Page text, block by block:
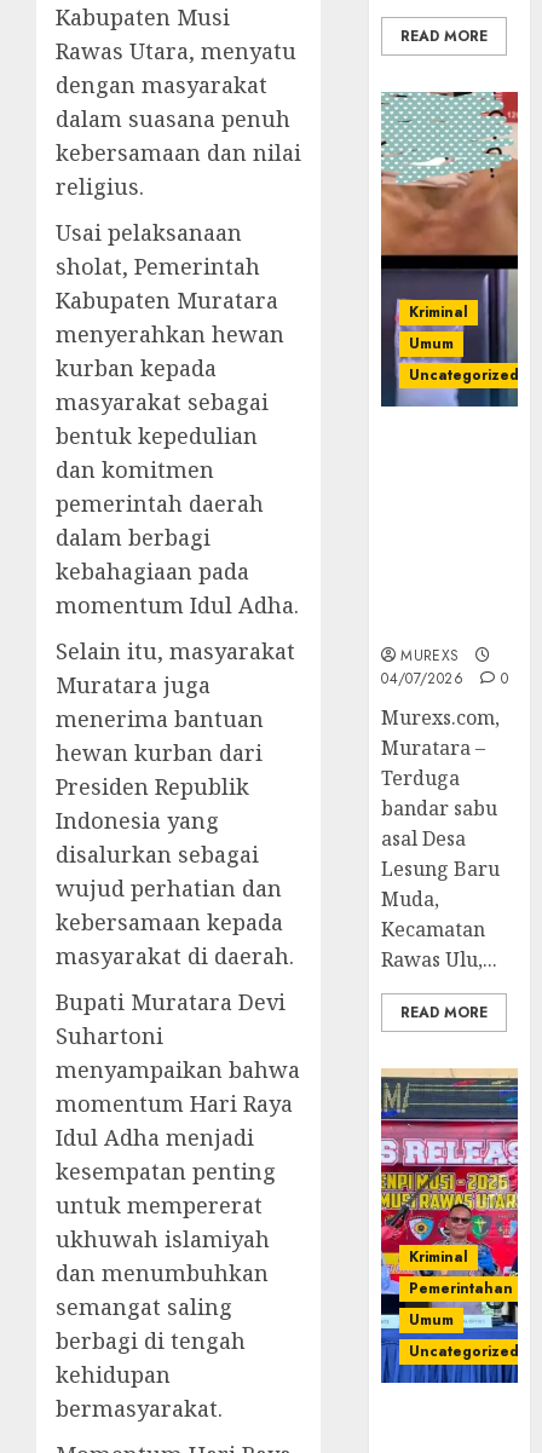
Kabupaten Musi
Rawas Utara, menyatu
dengan masyarakat
dalam suasana penuh
kebersamaan dan nilai
religius.
Usai pelaksanaan
sholat, Pemerintah
Kabupaten Muratara
menyerahkan hewan
kurban kepada
masyarakat sebagai
bentuk kepedulian
dan komitmen
pemerintah daerah
dalam berbagi
kebahagiaan pada
momentum Idul Adha.
Selain itu, masyarakat
Muratara juga
menerima bantuan
hewan kurban dari
Presiden Republik
Indonesia yang
disalurkan sebagai
wujud perhatian dan
kebersamaan kepada
masyarakat di daerah.
Bupati Muratara Devi
Suhartoni
menyampaikan bahwa
momentum Hari Raya
Idul Adha menjadi
kesempatan penting
untuk mempererat
ukhuwah islamiyah
dan menumbuhkan
semangat saling
berbagi di tengah
kehidupan
bermasyarakat.
READ MORE
Kriminal
Umum
Uncategorized
MUREXS
04/07/2026
0
Murexs.com,
Muratara –
Terduga
bandar sabu
asal Desa
Lesung Baru
Muda,
Kecamatan
Rawas Ulu,...
READ MORE
Kriminal
Pemerintahan
Umum
Uncategorized